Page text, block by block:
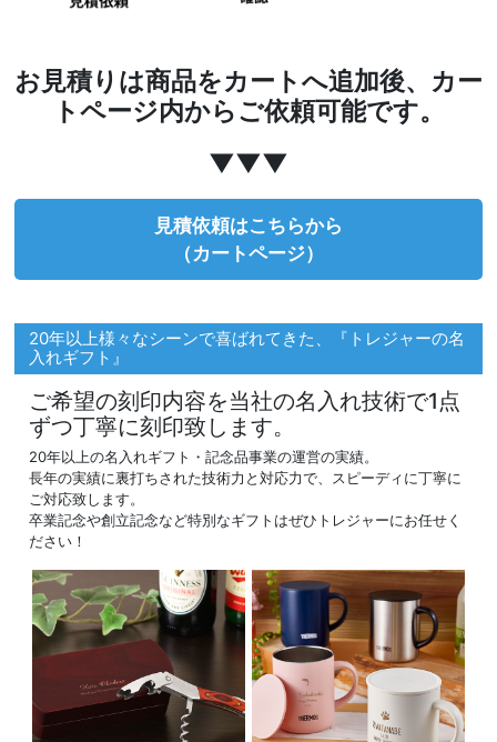
お見積りは商品をカートへ追加後、カー
トページ内からご依頼可能です。
▼▼▼
見積依頼はこちらから
（カートページ）
20年以上様々なシーンで喜ばれてきた、『トレジャーの名
入れギフト』
ご希望の刻印内容を当社の名入れ技術で1点
ずつ丁寧に刻印致します。
20年以上の名入れギフト・記念品事業の運営の実績。
長年の実績に裏打ちされた技術力と対応力で、スピーディに丁寧に
ご対応致します。
卒業記念や創立記念など特別なギフトはぜひトレジャーにお任せく
ださい！